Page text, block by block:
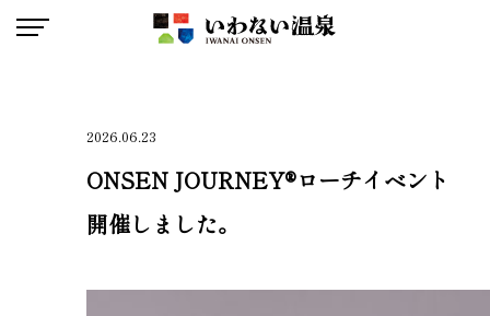
2026.06.23
ONSEN JOURNEY®ローチイベント
開催しました。